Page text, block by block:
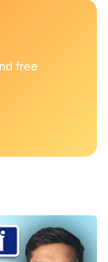
free